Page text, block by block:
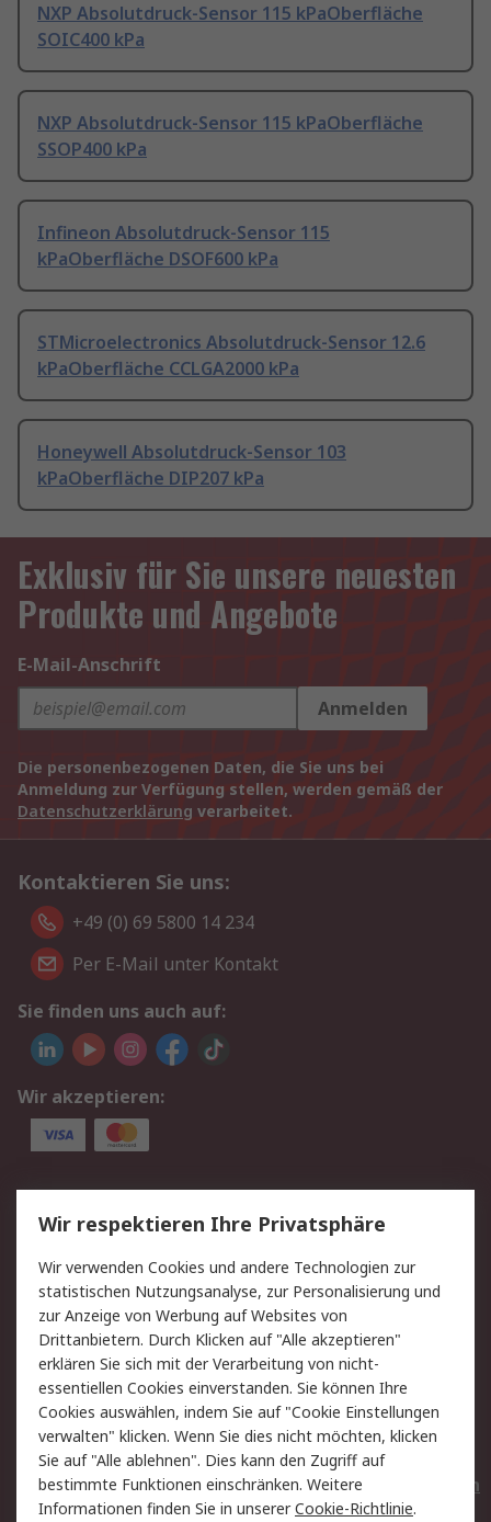
NXP Absolutdruck-Sensor 115 kPaOberfläche
SOIC400 kPa
NXP Absolutdruck-Sensor 115 kPaOberfläche
SSOP400 kPa
Infineon Absolutdruck-Sensor 115
kPaOberfläche DSOF600 kPa
STMicroelectronics Absolutdruck-Sensor 12.6
kPaOberfläche CCLGA2000 kPa
Honeywell Absolutdruck-Sensor 103
kPaOberfläche DIP207 kPa
Exklusiv für Sie unsere neuesten
Produkte und Angebote
E-Mail-Anschrift
Anmelden
Die personenbezogenen Daten, die Sie uns bei
Anmeldung zur Verfügung stellen, werden gemäß der
Datenschutzerklärung verarbeitet.
Kontaktieren Sie uns:
+49 (0) 69 5800 14 234
Per E-Mail unter Kontakt
Sie finden uns auch auf:
Wir akzeptieren:
Service
Value Added Services
Lieferlösungen
Rücksendungen
Kontakt
Hilfe
Privatkunden
Rechtliches
AGB
Datenschutz
Cookie-Richtlinie
Zahlungsbedingungen
Copyright/Impressum
Entsorgung
Elektrogeräte/Batterien
Wir respektieren Ihre Privatsphäre
Wir verwenden Cookies und andere Technologien zur
statistischen Nutzungsanalyse, zur Personalisierung und
zur Anzeige von Werbung auf Websites von
Drittanbietern. Durch Klicken auf "Alle akzeptieren"
erklären Sie sich mit der Verarbeitung von nicht-
essentiellen Cookies einverstanden. Sie können Ihre
Cookies auswählen, indem Sie auf "Cookie Einstellungen
verwalten" klicken. Wenn Sie dies nicht möchten, klicken
Sie auf "Alle ablehnen". Dies kann den Zugriff auf
bestimmte Funktionen einschränken. Weitere
Informationen finden Sie in unsererCookie-Richtlinie.